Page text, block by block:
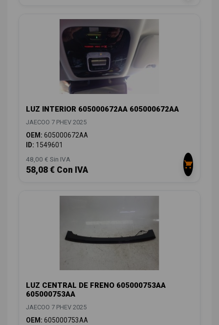
LUZ INTERIOR 605000672AA 605000672AA
JAECOO 7 PHEV 2025
OEM: 605000672AA
ID: 1549601
48,00 € Sin IVA
58,08 € Con IVA
LUZ CENTRAL DE FRENO 605000753AA
605000753AA
JAECOO 7 PHEV 2025
OEM: 605000753AA